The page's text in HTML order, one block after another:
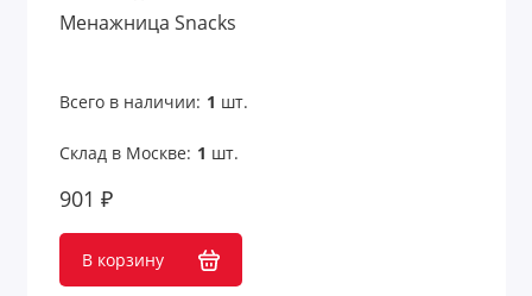
Менажница Snacks
Всего в наличии: 1 шт.
Склад в Москве: 1 шт.
901 ₽
В корзину